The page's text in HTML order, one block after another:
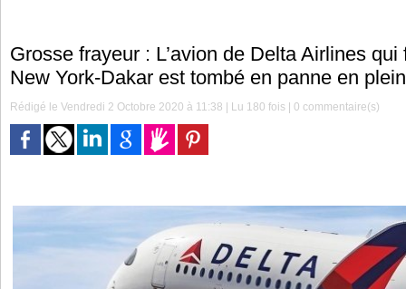
Grosse frayeur : L’avion de Delta Airlines
New York-Dakar est tombé en panne en
Rédigé le Vendredi 2 Octobre 2020 à 11:38 | Lu 180 fois |0 commentaire(s)